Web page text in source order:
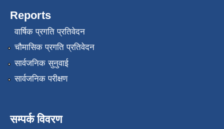
Reports
वार्षिक प्रगति प्रतिवेदन
चौमासिक प्रगति प्रतिवेदन
सार्वजनिक सुनुवाई
सार्वजनिक परीक्षण
सम्पर्क विवरण